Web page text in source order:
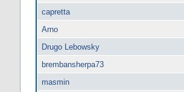
capretta
Arno
Drugo Lebowsky
brembansherpa73
masmin